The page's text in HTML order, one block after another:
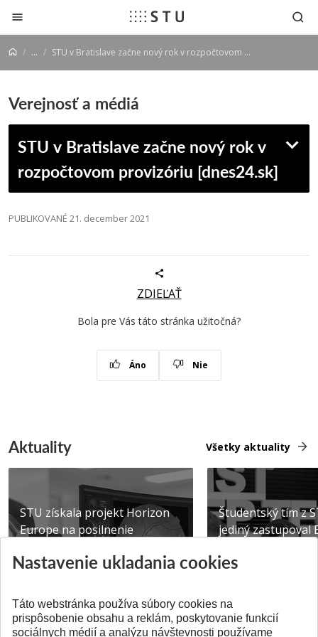
Prejsť na obsah
... STU v Bratislave začne nový rok v rozpočtovom provizóriu [dnes24.sk]
Verejnosť a médiá
STU v Bratislave začne nový rok v
rozpočtovom provizóriu [dnes24.sk]
PUBLIKOVANÉ 21. december 2021
ZDIEĽAŤ
Bola pre Vás táto stránka užitočná?
Áno Nie
Aktuality Všetky aktuality
STU získala projekt Horizon
Europe na posilnenie
Publikované 31.07.2026
Študentský tím z
jediný zastupoval
Publikované
Nastavenie ukladania cookies
Táto webstránka používa súbory cookies na
prispôsobenie obsahu a reklám, poskytovanie funkcií
sociálnych médií a analýzu návštevnosti používame